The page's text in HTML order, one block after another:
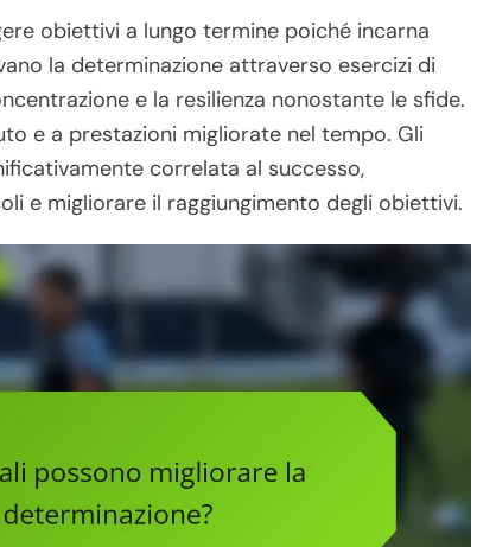
obiettivi a lungo termine poiché incarna
la determinazione attraverso esercizi di
e la resilienza nonostante le sfide.
e a prestazioni migliorate nel tempo. Gli
correlata al successo,
e migliorare il raggiungimento degli obiettivi.